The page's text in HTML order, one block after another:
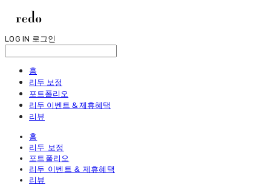
LOG IN 로그인
홈
리두 보정
포트폴리오
리두 이벤트 & 제휴혜택
리뷰
홈
리두 보정
포트폴리오
리두 이벤트 & 제휴혜택
리뷰